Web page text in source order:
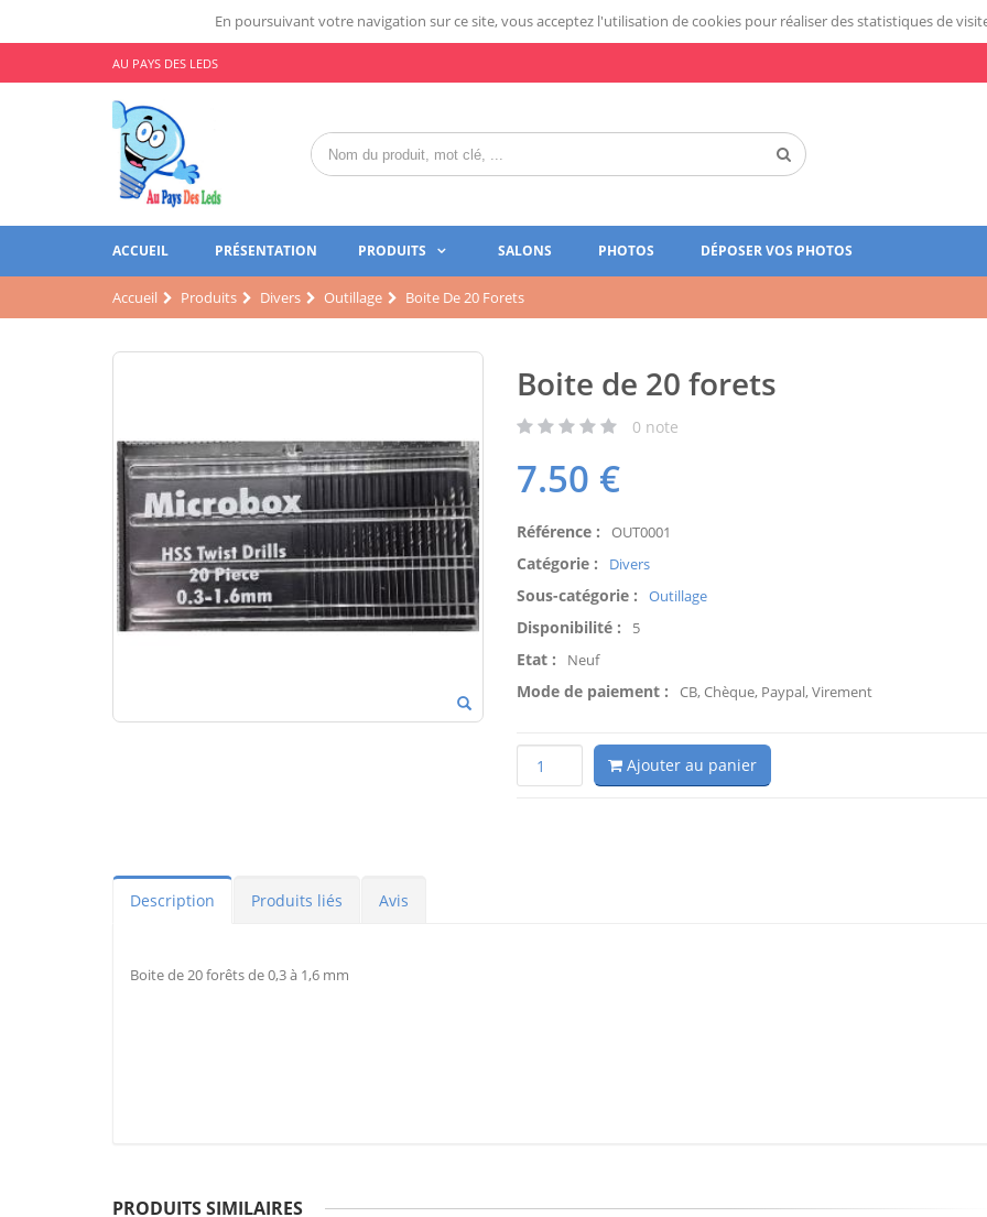
En poursuivant votre navigation sur ce site, vous acceptez l'utilisation de cookies pour réaliser des statistiques de
AU PAYS DES LEDS
ACCUEIL PRÉSENTATION PRODUITS SALONS PHOTOS DÉPOSER VOS PHOTOS
Accueil Produits Divers Outillage Boite De 20 Forets
Boite de 20 forets
0 note
7.50 €
Référence : OUT0001
Catégorie : Divers
Sous-catégorie : Outillage
Disponibilité : 5
Etat : Neuf
Mode de paiement : CB, Chèque, Paypal, Virement
Ajouter au panier
Description Produits liés Avis
Boite de 20 forêts de 0,3 à 1,6 mm
PRODUITS SIMILAIRES